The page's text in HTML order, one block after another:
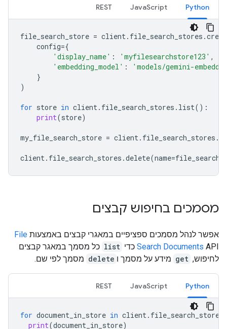
Python
JavaScript
REST
file_search_store = client. file_search_stores .
config={
'display_name' : 'myfilesearchstore123' ,
'embedding_model' :
'models/gemini-
}
)
for store in client. file_search_stores . list():
print(store)
my_file_search_store = client. file_search_stores .
client. file_search_stores .delete(name=
מסמכים בחיפוש קבצים
אפשר לנהל מסמכים ספציפיים במאגרי קבצים באמצעות File
Search Documents API כדי list כל מסמך במאגר קבצים
לחיפוש, get מידע על מסמך ו delete מסמך לפי שם.
Python
JavaScript
REST
for document_in_store in client. file_search_stores
print(document_in_store)